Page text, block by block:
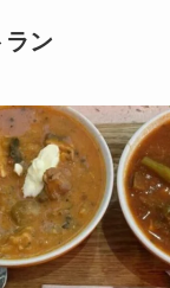
ラン